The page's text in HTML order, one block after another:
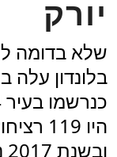
יורק
שלא בדומה